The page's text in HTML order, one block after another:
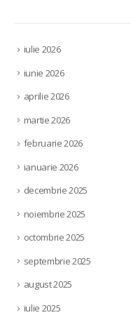
iulie 2026
iunie 2026
aprilie 2026
martie 2026
februarie 2026
ianuarie 2026
decembrie 2025
noiembrie 2025
octombrie 2025
septembrie 2025
august 2025
iulie 2025